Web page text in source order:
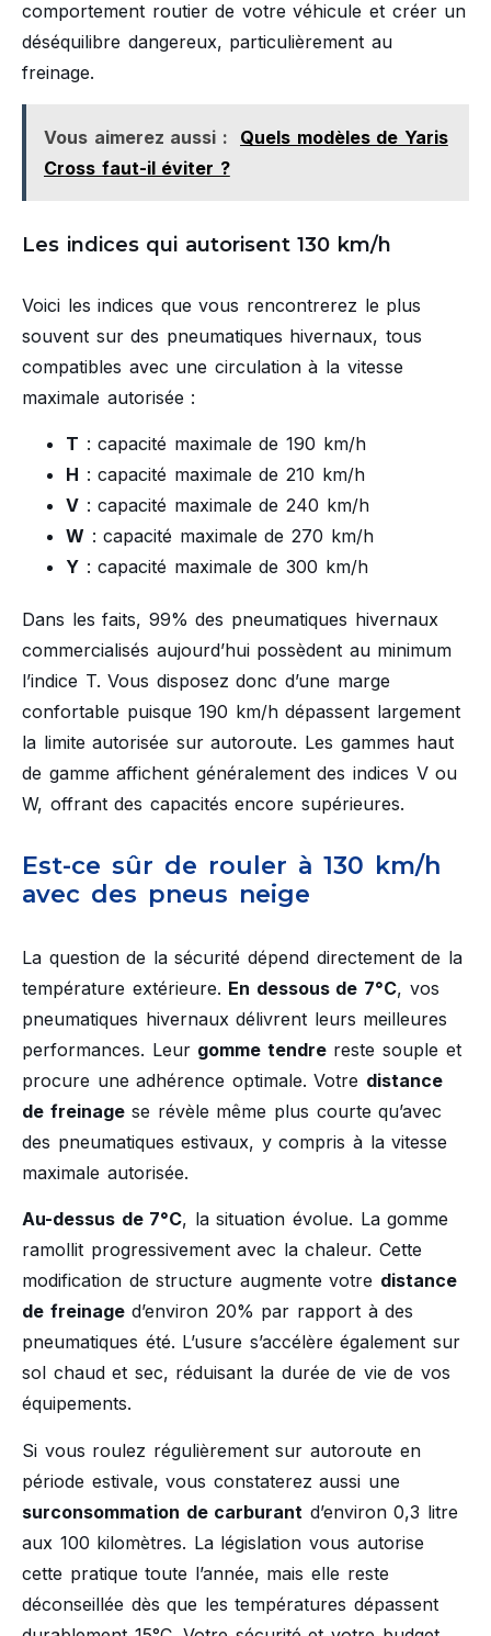
comportement routier de votre véhicule et créer un
déséquilibre dangereux, particulièrement au
freinage.
Vous aimerez aussi :
Quels modèles de Yaris
Cross faut-il éviter ?
Les indices qui autorisent 130 km/h
Voici les indices que vous rencontrerez le plus
souvent sur des pneumatiques hivernaux, tous
compatibles avec une circulation à la vitesse
maximale autorisée :
T : capacité maximale de 190 km/h
H : capacité maximale de 210 km/h
V : capacité maximale de 240 km/h
W : capacité maximale de 270 km/h
Y : capacité maximale de 300 km/h
Dans les faits, 99% des pneumatiques hivernaux
commercialisés aujourd’hui possèdent au minimum
l’indice T. Vous disposez donc d’une marge
confortable puisque 190 km/h dépassent largement
la limite autorisée sur autoroute. Les gammes haut
de gamme affichent généralement des indices V ou
W, offrant des capacités encore supérieures.
Est-ce sûr de rouler à 130 km/h
avec des pneus neige
La question de la sécurité dépend directement de la
température extérieure. En dessous de 7°C, vos
pneumatiques hivernaux délivrent leurs meilleures
performances. Leur gomme tendrereste souple et
procure une adhérence optimale. Votre distance
de freinagese révèle même plus courte qu’avec
des pneumatiques estivaux, y compris à la vitesse
maximale autorisée.
Au-dessus de 7°C, la situation évolue. La gomme
ramollit progressivement avec la chaleur. Cette
modification de structure augmente votre distance
de freinaged’environ 20% par rapport à des
pneumatiques été. L’usure s’accélère également sur
sol chaud et sec, réduisant la durée de vie de vos
équipements.
Si vous roulez régulièrement sur autoroute en
période estivale, vous constaterez aussi une
surconsommation de carburant d’environ 0,3 litre
aux 100 kilomètres. La législation vous autorise
cette pratique toute l’année, mais elle reste
déconseillée dès que les températures dépassent